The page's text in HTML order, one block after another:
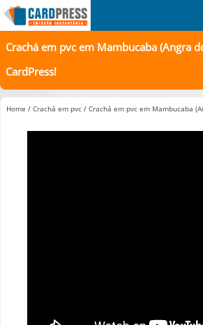
Crachá em pvc em Mambucaba (Angra
CardPress!
Home / Crachá em pvc / Crachá em pvc em Mambucaba